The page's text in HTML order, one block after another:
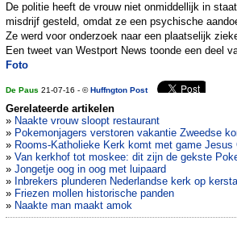
De politie heeft de vrouw niet onmiddellijk in
misdrijf gesteld, omdat ze een psychische
Ze werd voor onderzoek naar een plaatselijk
Een tweet van Westport News toonde een deel
Foto
De Paus 21-07-16 - ©Huffngton Post
Gerelateerde artikelen
» Naakte vrouw sloopt restaurant
» Pokemonjagers verstoren vakantie Zweedse
» Rooms-Katholieke Kerk komt met game Jesus
» Van kerkhof tot moskee: dit zijn de gekste
» Jongetje oog in oog met luipaard
» Inbrekers plunderen Nederlandse kerk op
» Friezen mollen historische panden
» Naakte man maakt amok